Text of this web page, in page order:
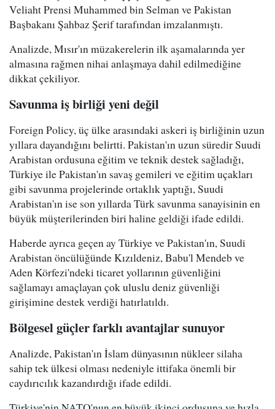
Veliaht Prensi Muhammed bin Selman ve Pakistan
Başbakanı Şahbaz Şerif tarafından imzalanmıştı.
Analizde, Mısır'ın müzakerelerin ilk aşamalarında yer
almasına rağmen nihai anlaşmaya dahil edilmediğine
dikkat çekiliyor.
Savunma iş birliği yeni değil
Foreign Policy, üç ülke arasındaki askeri iş birliğinin uzun
yıllara dayandığını belirtti. Pakistan'ın uzun süredir Suudi
Arabistan ordusuna eğitim ve teknik destek sağladığı,
Türkiye ile Pakistan'ın savaş gemileri ve eğitim uçakları
gibi savunma projelerinde ortaklık yaptığı, Suudi
Arabistan'ın ise son yıllarda Türk savunma sanayisinin en
büyük müşterilerinden biri haline geldiği ifade edildi.
Haberde ayrıca geçen ay Türkiye ve Pakistan'ın, Suudi
Arabistan öncülüğünde Kızıldeniz, Babu'l Mendeb ve
Aden Körfezi'ndeki ticaret yollarının güvenliğini
sağlamayı amaçlayan çok uluslu deniz güvenliği
girişimine destek verdiği hatırlatıldı.
Bölgesel güçler farklı avantajlar sunuyor
Analizde, Pakistan'ın İslam dünyasının nükleer silaha
sahip tek ülkesi olması nedeniyle ittifaka önemli bir
caydırıcılık kazandırdığı ifade edildi.